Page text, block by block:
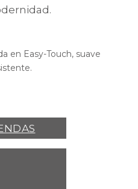
en Easy-Touch, suave